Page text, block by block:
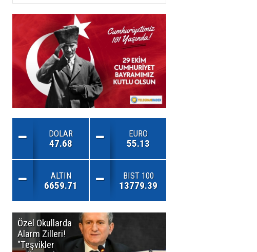
DOLAR
47.68
EURO
55.13
ALTIN
6659.71
BIST 100
13779.39
Özel Okullarda
Alarm Zilleri!
"Teşvikler